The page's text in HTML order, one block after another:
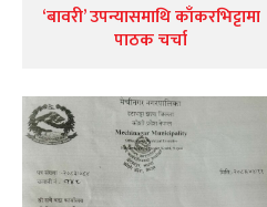
‘बावरी’ उपन्यासमाथि काँकरभिट्टामा
पाठक चर्चा